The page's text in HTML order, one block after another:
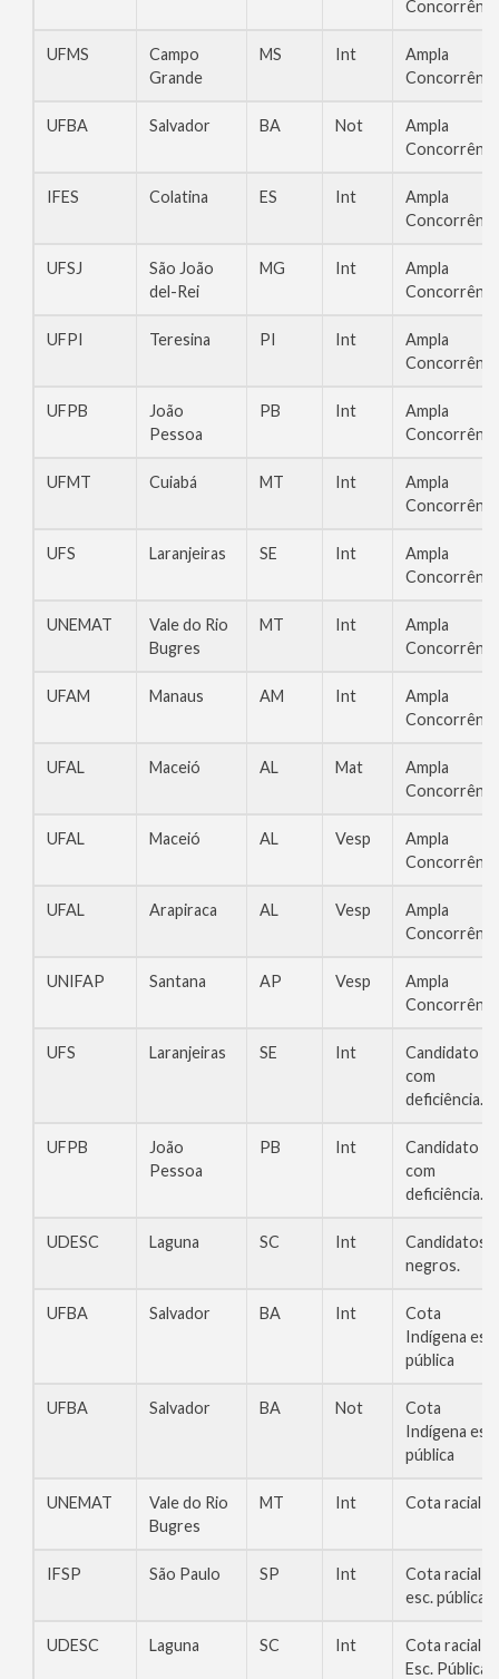
UFMS
Campo
Grande
MS Int
Ampla
UFBA Salvador BA Not
Ampla
IFES Colatina ES Int
Ampla
UFSJ
São João
del-Rei
MG Int
Ampla
UFPI Teresina PI Int
Ampla
UFPB
João
Pessoa
PB Int
Ampla
UFMT Cuiabá MT Int
Ampla
UFS Laranjeiras SE Int
Ampla
UNEMAT
Vale do Rio
Bugres
MT Int
Ampla
UFAM Manaus AM Int
Ampla
UFAL Maceió AL Mat
Ampla
UFAL Maceió AL Vesp
Ampla
UFAL Arapiraca AL Vesp
Ampla
UNIFAP Santana AP Vesp
Ampla
UFS Laranjeiras SE Int
Candidato
com
deficiência.
UFPB
João
Pessoa
PB Int
Candidato
com
deficiência.
UDESC Laguna SC Int
Candidatos
negros.
UFBA Salvador BA Int
Cota
Indígena
pública
UFBA Salvador BA Not
Cota
Indígena
pública
UNEMAT
Vale do Rio
Bugres
MT Int Cota racial
IFSP São Paulo SP Int
Cota racial
esc. pública
UDESC Laguna SC Int
Cota racial
Esc. Pública